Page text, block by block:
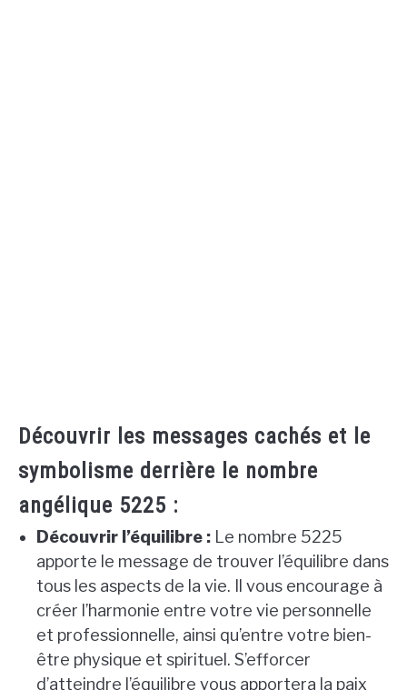
Découvrir les messages cachés et le
symbolisme derrière le nombre
angélique 5225 :
Découvrir l’équilibre : Le nombre 5225
apporte le message de trouver l’équilibre dans
tous les aspects de la vie. Il vous encourage à
créer l’harmonie entre votre vie personnelle
et professionnelle, ainsi qu’entre votre bien-
être physique et spirituel. S’efforcer
d’atteindre l’équilibre vous apportera la paix